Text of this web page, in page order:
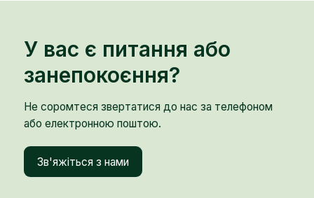
У вас є питання або
занепокоєння?
Не соромтеся звертатися до нас за телефоном
або електронною поштою.
Зв'яжіться з нами